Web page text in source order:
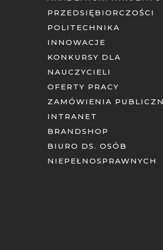
PRZEDSIĘBIORCZOŚCI
POLITECHNIKA
INNOWACJE
KONKURSY DLA
NAUCZYCIELI
OFERTY PRACY
ZAMÓWIENIA
INTRANET
BRANDSHOP
BIURO DS. OSÓB
NIEPEŁNOSPRAWNYCH